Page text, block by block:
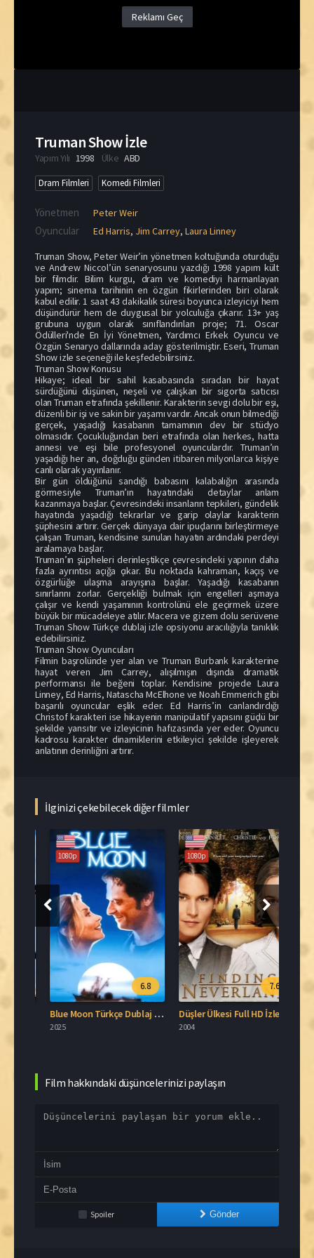
Reklamı Geç
Truman Show İzle
Yapım Yılı 1998 Ülke ABD
Dram Filmleri Komedi Filmleri
Yönetmen Peter Weir
Oyuncular Ed Harris, Jim Carrey, Laura Linney
Truman Show, Peter Weir’in yönetmen koltuğunda oturduğu
ve Andrew Niccol’ün senaryosunu yazdığı 1998 yapım kült
bir filmdir. Bilim kurgu, dram ve komediyi harmanlayan
yapım; sinema tarihinin en özgün fikirlerinden biri olarak
kabul edilir. 1 saat 43 dakikalık süresi boyunca izleyiciyi hem
düşündürür hem de duygusal bir yolculuğa çıkarır. 13+ yaş
grubuna uygun olarak sınıflandırılan proje; 71. Oscar
Ödülleri'nde En İyi Yönetmen, Yardımcı Erkek Oyuncu ve
Özgün Senaryo dallarında aday gösterilmiştir. Eseri, Truman
Show izle seçeneği ile keşfedebilirsiniz.
Truman Show Konusu
Hikaye; ideal bir sahil kasabasında sıradan bir hayat
sürdüğünü düşünen, neşeli ve çalışkan bir sigorta satıcısı
olan Truman etrafında şekillenir. Karakterin sevgi dolu bir eşi,
düzenli bir işi ve sakin bir yaşamı vardır. Ancak onun bilmediği
gerçek, yaşadığı kasabanın tamamının dev bir stüdyo
olmasıdır. Çocukluğundan beri etrafında olan herkes, hatta
annesi ve eşi bile profesyonel oyunculardır. Truman’ın
yaşadığı her an, doğduğu günden itibaren milyonlarca kişiye
canlı olarak yayınlanır.
Bir gün öldüğünü sandığı babasını kalabalığın arasında
görmesiyle Truman’ın hayatındaki detaylar anlam
kazanmaya başlar. Çevresindeki insanların tepkileri, gündelik
hayatında yaşadığı tekrarlar ve garip olaylar karakterin
şüphesini artırır. Gerçek dünyaya dair ipuçlarını birleştirmeye
çalışan Truman, kendisine sunulan hayatın ardındaki perdeyi
aralamaya başlar.
Truman’ın şüpheleri derinleştikçe çevresindeki yapının daha
fazla ayrıntısı açığa çıkar. Bu noktada kahraman, kaçış ve
özgürlüğe ulaşma arayışına başlar. Yaşadığı kasabanın
sınırlarını zorlar. Gerçekliği bulmak için engelleri aşmaya
çalışır ve kendi yaşamının kontrolünü ele geçirmek üzere
büyük bir mücadeleye atılır. Macera ve gizem dolu serüvene
Truman Show Türkçe dublaj izle opsiyonu aracılığıyla tanıklık
edebilirsiniz.
Truman Show Oyuncuları
Filmin başrolünde yer alan ve Truman Burbank karakterine
hayat veren Jim Carrey, alışılmışın dışında dramatik
performansı ile beğeni toplar. Kendisine projede Laura
Linney, Ed Harris, Natascha McElhone ve Noah Emmerich gibi
başarılı oyuncular eşlik eder. Ed Harris’in canlandırdığı
Christof karakteri ise hikayenin manipülatif yapısını güçlü bir
şekilde yansıtır ve izleyicinin hafızasında yer eder. Oyuncu
kadrosu karakter dinamiklerini etkileyici şekilde işleyerek
anlatının derinliğini artırır.
İlginizi çekebilecek diğer filmler
1080p
6.8
Blue Moon Türkçe Dublaj İzle
2025
1080p
7.6
Düşler Ülkesi Full HD İzle
2004
Film hakkındaki düşüncelerinizi paylaşın
Spoiler Gönder